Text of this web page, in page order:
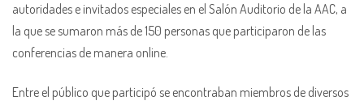
autoridades e invitados especiales en el Salón Auditorio de la AAC, a
la que se sumaron más de 150 personas que participaron de las
conferencias de manera online.
Entre el público que participó se encontraban miembros de diversos